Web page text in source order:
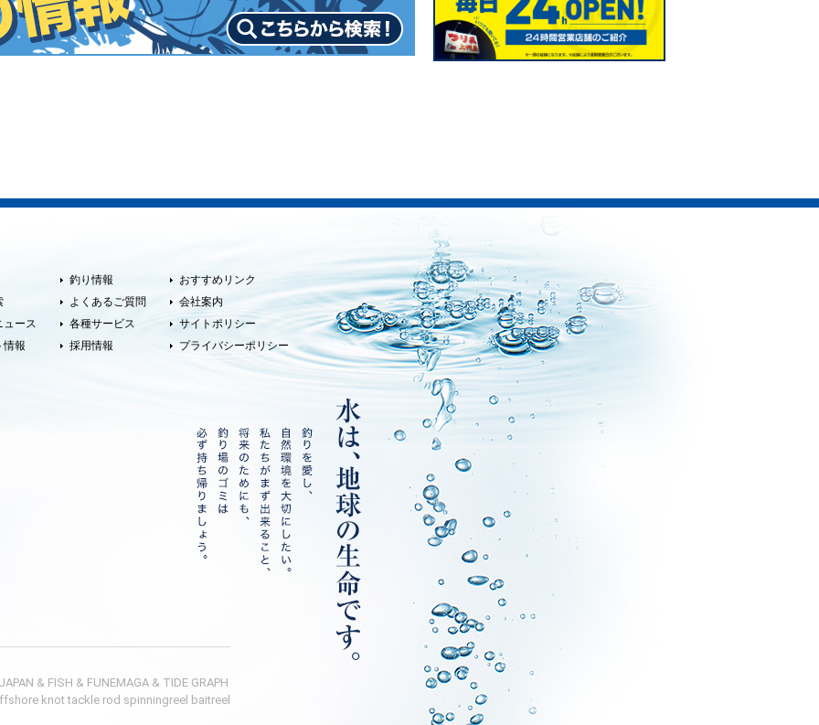
ュース
情報
釣り情報
よくあるご質問
各種サービス
採用情報
おすすめリンク
会社案内
サイトポリシー
プライバシーポリシー
& FISH & FUNEMAGA & TIDE GRAPH
knot tackle rod spinningreel baitreel